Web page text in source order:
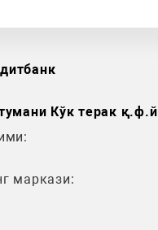
Кўк терак қ.ф.й
маркази: